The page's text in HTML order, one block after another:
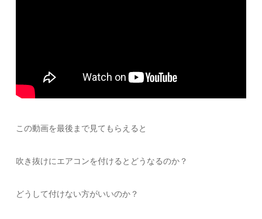
この動画を最後まで見てもらえると
吹き抜けにエアコンを付けるとどうなるのか？
どうして付けない方がいいのか？